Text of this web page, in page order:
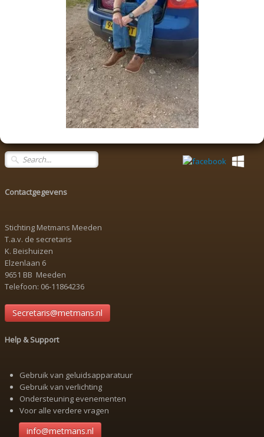
Contactgegevens
Stichting Metmans Meeden
T.a.v. de secretaris
K. Beishuizen
Elzenlaan 6
9651 BB Meeden
Telefoon: 06-11864236
Secretaris@metmans.nl
Help & Support
Gebruik van geluidsapparatuur
Gebruik van verlichting
Ondersteuning evenementen
Voor alle verdere vragen
info@metmans.nl